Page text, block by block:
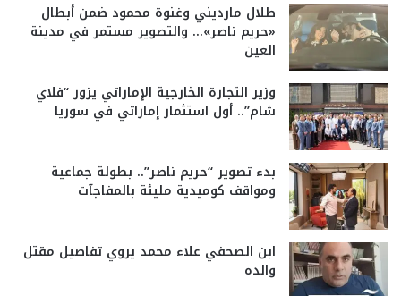
طلال مارديني وغنوة محمود ضمن أبطال
«حريم ناصر»… والتصوير مستمر في مدينة
العين
وزير التجارة الخارجية الإماراتي يزور “فلاي
شام”.. أول استثمار إماراتي في سوريا
بدء تصوير “حريم ناصر”.. بطولة جماعية
ومواقف كوميدية مليئة بالمفاجآت
ابن الصحفي علاء محمد يروي تفاصيل مقتل
والده